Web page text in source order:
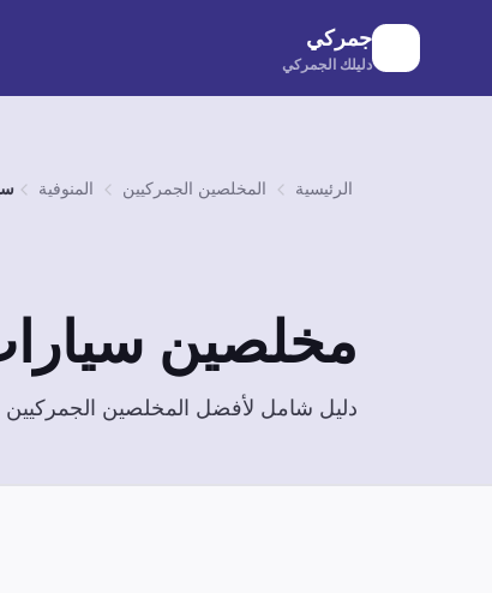
جمركي
دليلك الجمركي
الرئيسية المخلصين الجمركيين المنوفية
مخلصين
دليل شامل لأفضل المخلصين